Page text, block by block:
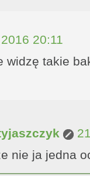
20:11
widzę takie
nie ja jedna